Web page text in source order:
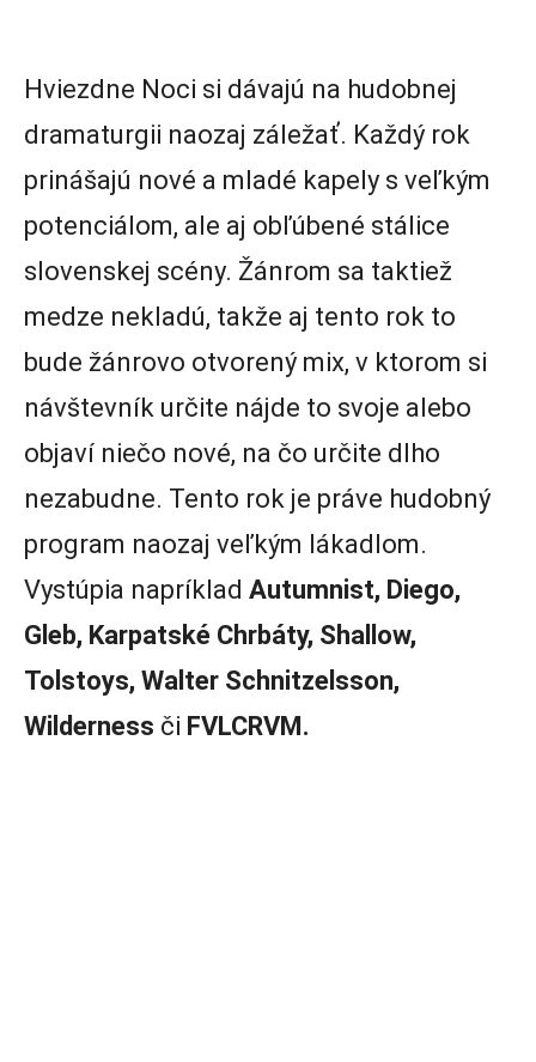
Hviezdne Noci si dávajú na hudobnej
dramaturgii naozaj záležať. Každý rok
prinášajú nové a mladé kapely s veľkým
potenciálom, ale aj obľúbené stálice
slovenskej scény. Žánrom sa taktiež
medze nekladú, takže aj tento rok to
bude žánrovo otvorený mix, v ktorom si
návštevník určite nájde to svoje alebo
objaví niečo nové, na čo určite dlho
nezabudne. Tento rok je práve hudobný
program naozaj veľkým lákadlom.
Vystúpia napríklad Autumnist, Diego,
Gleb, Karpatské Chrbáty, Shallow,
Tolstoys, Walter Schnitzelsson,
Wilderness či FVLCRVM.